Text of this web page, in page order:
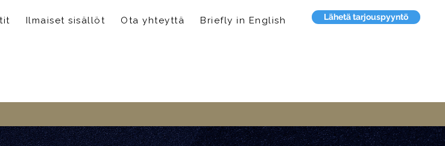
Ilmaiset sisällöt Ota yhteyttä Briefly in English Lähetä tarjouspyyntö